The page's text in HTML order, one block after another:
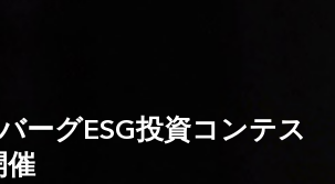
ーグESG投資コンテス
催